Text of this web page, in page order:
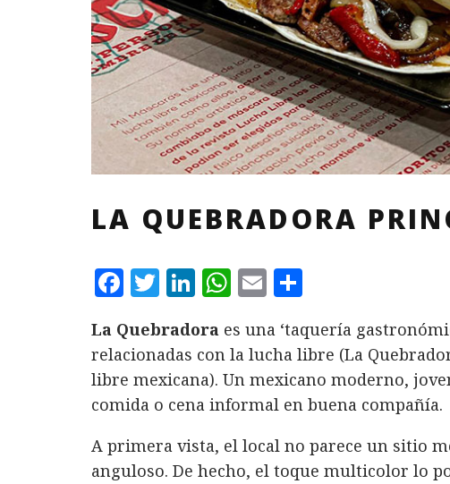
LA QUEBRADORA
F
c
e
b
o
T
it
te
r
L
n
k
e
I
W
at
s
A
p
E
ai
l
m
p
a
ir
La Quebradora es una ‘taquería
relacionadas con la lucha libre (La
libre mexicana). Un mexicano moderno,
comida o cena informal en buena compañía.
A primera vista, el local no parece un sitio
anguloso. De hecho, el toque multicolor lo